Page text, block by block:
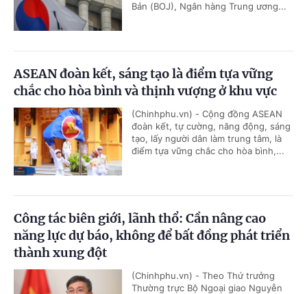
Bản (BOJ), Ngân hàng Trung ương...
ASEAN đoàn kết, sáng tạo là điểm tựa vững
chắc cho hòa bình và thịnh vượng ở khu vực
(Chinhphu.vn) - Cộng đồng ASEAN
đoàn kết, tự cường, năng động, sáng
tạo, lấy người dân làm trung tâm, là
điểm tựa vững chắc cho hòa bình,...
Công tác biên giới, lãnh thổ: Cần nâng cao
năng lực dự báo, không để bất đồng phát triển
thành xung đột
(Chinhphu.vn) - Theo Thứ trưởng
Thường trực Bộ Ngoại giao Nguyễn